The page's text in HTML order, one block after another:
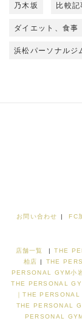
乃木坂 比較記
ダイエット、食事
浜松パーソナルジ
お問い合わせ FC
店舗一覧 | THE
柏店 | THE
PERSONAL GYM小
THE PERSONAL
｜THE PERSONAL
THE PERSONAL
PERSONAL